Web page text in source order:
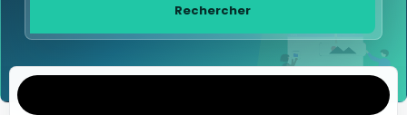
Rechercher